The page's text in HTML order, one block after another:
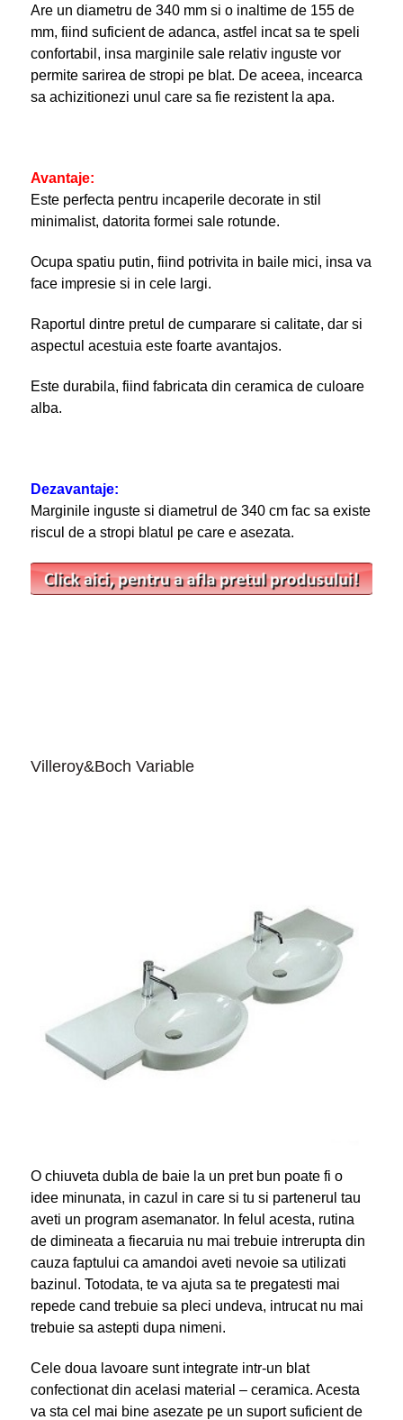
Are un diametru de 340 mm si o inaltime de 155 de
mm, fiind suficient de adanca, astfel incat sa te speli
confortabil, insa marginile sale relativ inguste vor
permite sarirea de stropi pe blat. De aceea, incearca
sa achizitionezi unul care sa fie rezistent la apa.
Avantaje:
Este perfecta pentru incaperile decorate in stil
minimalist, datorita formei sale rotunde.
Ocupa spatiu putin, fiind potrivita in baile mici, insa va
face impresie si in cele largi.
Raportul dintre pretul de cumparare si calitate, dar si
aspectul acestuia este foarte avantajos.
Este durabila, fiind fabricata din ceramica de culoare
alba.
Dezavantaje:
Marginile inguste si diametrul de 340 cm fac sa existe
riscul de a stropi blatul pe care e asezata.
Villeroy&Boch Variable
O chiuveta dubla de baie la un pret bun poate fi o
idee minunata, in cazul in care si tu si partenerul tau
aveti un program asemanator. In felul acesta, rutina
de dimineata a fiecaruia nu mai trebuie intrerupta din
cauza faptului ca amandoi aveti nevoie sa utilizati
bazinul. Totodata, te va ajuta sa te pregatesti mai
repede cand trebuie sa pleci undeva, intrucat nu mai
trebuie sa astepti dupa nimeni.
Cele doua lavoare sunt integrate intr-un blat
confectionat din acelasi material – ceramica. Acesta
va sta cel mai bine asezate pe un suport suficient de